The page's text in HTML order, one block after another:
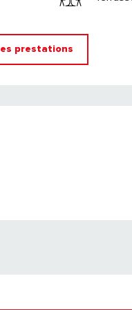
prestations
DE